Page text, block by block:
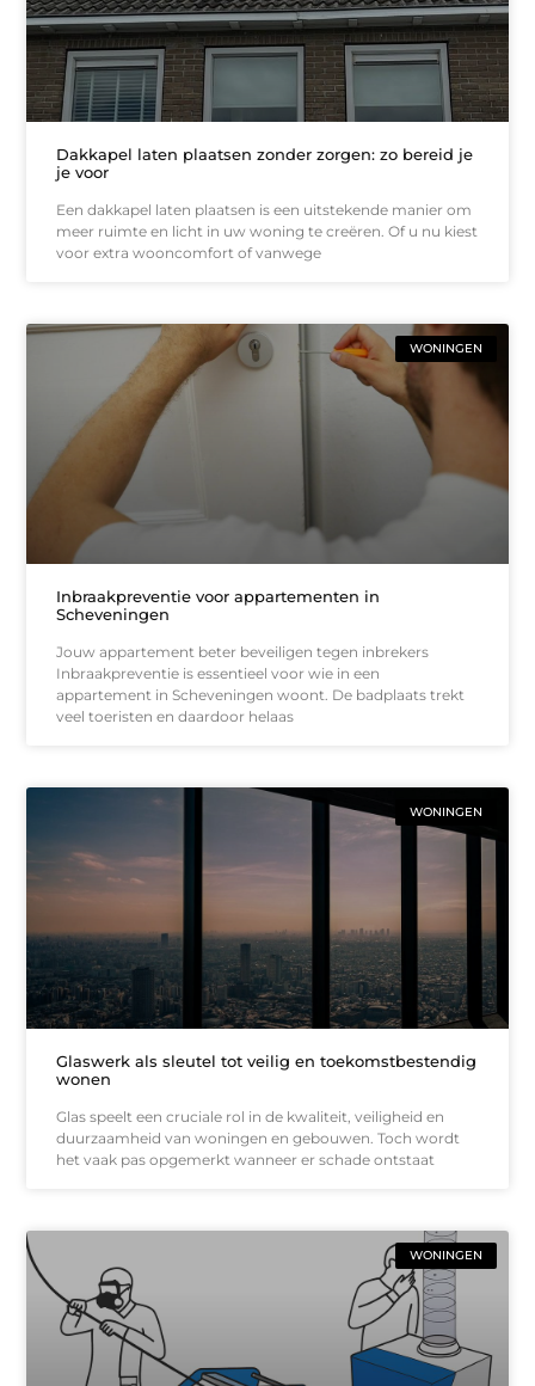
Dakkapel laten plaatsen zonder zorgen: zo bereid je
je voor
Een dakkapel laten plaatsen is een uitstekende manier om
meer ruimte en licht in uw woning te creëren. Of u nu kiest
voor extra wooncomfort of vanwege
WONINGEN
Inbraakpreventie voor appartementen in
Scheveningen
Jouw appartement beter beveiligen tegen inbrekers
Inbraakpreventie is essentieel voor wie in een
appartement in Scheveningen woont. De badplaats trekt
veel toeristen en daardoor helaas
WONINGEN
Glaswerk als sleutel tot veilig en toekomstbestendig
wonen
Glas speelt een cruciale rol in de kwaliteit, veiligheid en
duurzaamheid van woningen en gebouwen. Toch wordt
het vaak pas opgemerkt wanneer er schade ontstaat
WONINGEN